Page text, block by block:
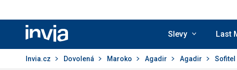
Invia.cz
Slevy Last
Invia.cz Dovolená Maroko Agadir Agadir Sofitel